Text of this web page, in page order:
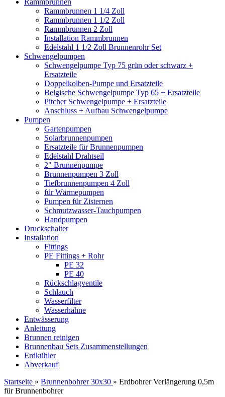
Rammbrunnen
Rammbrunnen 1 1/4 Zoll
Rammbrunnen 1 1/2 Zoll
Rammbrunnen 2 Zoll
Installation Rammbrunnen
Edelstahl 1 1/2 Zoll Brunnenrohr Set
Schwengelpumpen
Schwengelpumpe Typ 75 grün oder schwarz +
Ersatzteile
Doppelkolben-Pumpe und Ersatzteile
Belgische Schwengelpumpe Typ 65 + Ersatzteile
Pitcher Schwengelpumpe + Ersatzteile
Anschluss + Aufbau Schwengelpumpe
Pumpen
Gartenpumpen
Solarbrunnenpumpen
Ersatzteile für Brunnenpumpen
Edelstahl Drahtseil
2" Brunnenpumpe
Brunnenpumpen 3 Zoll
Tiefbrunnenpumpen 4 Zoll
für Wärmepumpen
Pumpen für Zisternen
Schmutzwasser-Tauchpumpen
Handpumpen
Druckschalter
Installation
Fittings
PE Fittings + Rohr
PE 32
PE 40
Rückschlagventile
Schlauch
Wasserfilter
Wasserhähne
Entwässerung
Anleitung
Brunnen reinigen
Brunnenbau Sets Zusammenstellungen
Erdkühler
Abverkauf
Startseite » Brunnenbohrer 30x30 » Erdbohrer Verlängerung 0,5m
für Brunnenbohrer